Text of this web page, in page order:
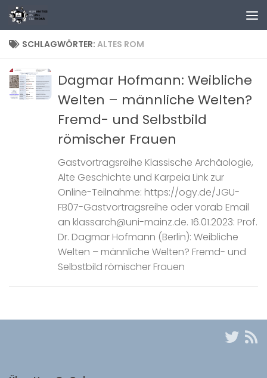
Zum Inhalt springen
SCHLAGWÖRTER: ALTES ROM
Dagmar Hofmann: Weibliche
Welten – männliche Welten?
Fremd- und Selbstbild
römischer Frauen
Gastvortragsreihe Klassische Archäologie,
Alte Geschichte und Karpeia Link zur
Online-Teilnahme: https://ogy.de/JGU-
FB07-Gastvortragsreihe oder vorab Email
an klassarch@uni-mainz.de. 16.01.2023: Prof.
Dr. Dagmar Hofmann (Berlin): Weibliche
Welten – männliche Welten? Fremd- und
Selbstbild römischer Frauen